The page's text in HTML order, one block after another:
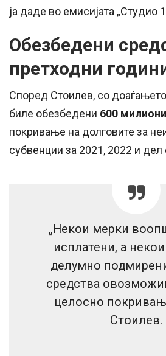
ја даде во емисијата „Студио
Обезбедени
претходни
Според Стоилев, со
биле обезбедени 600
покривање на долговите за
субвенции за 2021, 2022 и дел
„Некои мерки
исплатени, а
делумно
средства
целосно
Стоилев.